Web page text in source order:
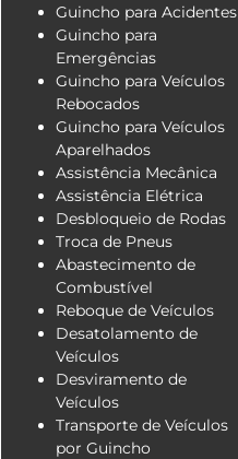
Guincho para Acidentes
Guincho para
Emergências
Guincho para Veículos
Rebocados
Guincho para Veículos
Aparelhados
Assistência Mecânica
Assistência Elétrica
Desbloqueio de Rodas
Troca de Pneus
Abastecimento de
Combustível
Reboque de Veículos
Desatolamento de
Veículos
Desviramento de
Veículos
Transporte de Veículos
por Guincho